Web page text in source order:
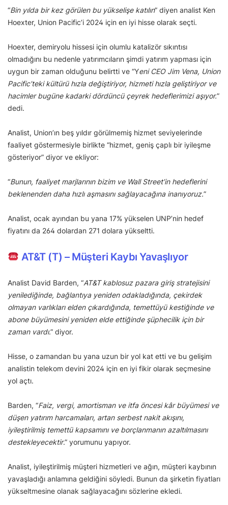
“Bin yılda bir kez görülen bu yükselişe katılın” diyen analist Ken
Hoexter, Union Pacific’i 2024 için en iyi hisse olarak seçti.
Hoexter, demiryolu hissesi için olumlu katalizör sıkıntısı
olmadığını bu nedenle yatırımcıların şimdi yatırım yapması için
uygun bir zaman olduğunu belirtti ve “Yeni CEO Jim Vena, Union
Pacific’teki kültürü hızla değiştiriyor, hizmeti hızla geliştiriyor ve
hacimler bugüne kadarki dördüncü çeyrek hedeflerimizi aşıyor.”
dedi.
Analist, Union’ın beş yıldır görülmemiş hizmet seviyelerinde
faaliyet göstermesiyle birlikte “hizmet, geniş çaplı bir iyileşme
gösteriyor” diyor ve ekliyor:
“Bunun, faaliyet marjlarının bizim ve Wall Street’in hedeflerini
beklenenden daha hızlı aşmasını sağlayacağına inanıyoruz.”
Analist, ocak ayından bu yana 17% yükselen UNP’nin hedef
fiyatını da 264 dolardan 271 dolara yükseltti.
AT&T (T) – Müşteri Kaybı Yavaşlıyor
Analist David Barden, “AT&T kablosuz pazara giriş stratejisini
yenilediğinde, bağlantıya yeniden odakladığında, çekirdek
olmayan varlıkları elden çıkardığında, temettüyü kestiğinde ve
abone büyümesini yeniden elde ettiğinde şüphecilik için bir
zaman vardı.” diyor.
Hisse, o zamandan bu yana uzun bir yol kat etti ve bu gelişim
analistin telekom devini 2024 için en iyi fikir olarak seçmesine
yol açtı.
Barden, “Faiz, vergi, amortisman ve itfa öncesi kâr büyümesi ve
düşen yatırım harcamaları, artan serbest nakit akışını,
iyileştirilmiş temettü kapsamını ve borçlanmanın azaltılmasını
destekleyecektir.” yorumunu yapıyor.
Analist, iyileştirilmiş müşteri hizmetleri ve ağın, müşteri kaybının
yavaşladığı anlamına geldiğini söyledi. Bunun da şirketin fiyatları
yükseltmesine olanak sağlayacağını sözlerine ekledi.